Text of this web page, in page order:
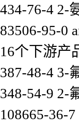
434-76-4 2-
83506-95-0
16个下游产
387-48-4 3-
348-54-9 2-
108665-36-